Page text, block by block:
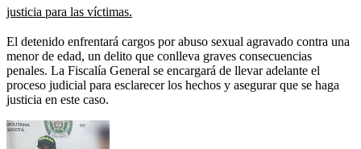
justicia para las víctimas.
El detenido enfrentará cargos por abuso sexual agravado contra una
menor de edad, un delito que conlleva graves consecuencias
penales. La Fiscalía General se encargará de llevar adelante el
proceso judicial para esclarecer los hechos y asegurar que se haga
justicia en este caso.